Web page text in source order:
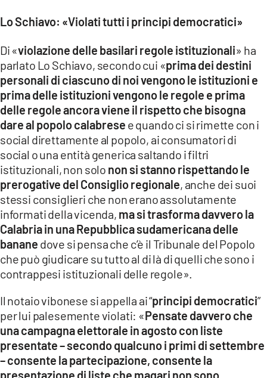
Lo Schiavo: «Violati tutti i principi democratici»
Di «violazione delle basilari regole istituzionali» ha
parlato Lo Schiavo, secondo cui «prima dei destini
personali di ciascuno di noi vengono le istituzioni e
prima delle istituzioni vengono le regole e prima
delle regole ancora viene il rispetto che bisogna
dare al popolo calabrese e quando ci si rimette con i
social direttamente al popolo, ai consumatori di
social o una entità generica saltando i filtri
istituzionali, non solo non si stanno rispettando le
prerogative del Consiglio regionale, anche dei suoi
stessi consiglieri che non erano assolutamente
informati della vicenda, ma si trasforma davvero la
Calabria in una Repubblica sudamericana delle
banane dove si pensa che c’è il Tribunale del Popolo
che può giudicare su tutto al di là di quelli che sono i
contrappesi istituzionali delle regole».
Il notaio vibonese si appella ai “principi democratici”
per lui palesemente violati: «Pensate davvero che
una campagna elettorale in agosto con liste
presentate – secondo qualcuno i primi di settembre
– consente la partecipazione, consente la